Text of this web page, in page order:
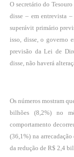
O secretário do
disse – em entrevista
superávit primário
isso, disse, o governo
previsão da Lei de
disse, não haverá
Os números mostram
bilhões (8,2%) no
comportamento
(36,1%) na
da redução de R$ 2,4